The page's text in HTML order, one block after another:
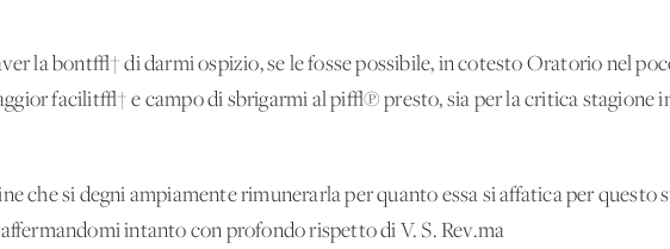
la bont√† di darmi ospizio, se le fosse possibile, in cotesto Oratorio nel
facilit√† e campo di sbrigarmi al pi√π presto, sia per la critica stagione
che si degni ampiamente rimunerarla per quanto essa si affatica per questo
intanto con profondo rispetto di V. S. Rev.ma